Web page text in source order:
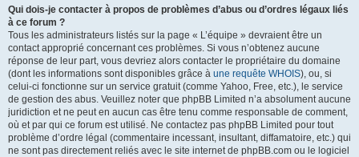
Qui dois-je contacter à propos de problèmes d’abus ou d’ordres légaux liés
à ce forum ?
Tous les administrateurs listés sur la page « L’équipe » devraient être un
contact approprié concernant ces problèmes. Si vous n’obtenez aucune
réponse de leur part, vous devriez alors contacter le propriétaire du domaine
(dont les informations sont disponibles grâce à une requête WHOIS), ou, si
celui-ci fonctionne sur un service gratuit (comme Yahoo, Free, etc.), le service
de gestion des abus. Veuillez noter que phpBB Limited n’a absolument aucune
juridiction et ne peut en aucun cas être tenu comme responsable de comment,
où et par qui ce forum est utilisé. Ne contactez pas phpBB Limited pour tout
problème d’ordre légal (commentaire incessant, insultant, diffamatoire, etc.) qui
ne sont pas directement reliés avec le site internet de phpBB.com ou le logiciel